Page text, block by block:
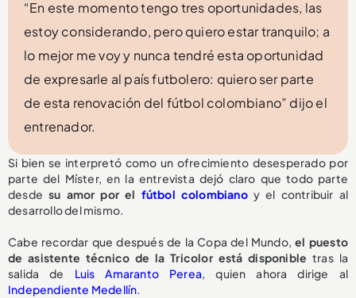
“En este momento tengo tres oportunidades, las
estoy considerando, pero quiero estar tranquilo; a
lo mejor me voy y nunca tendré esta oportunidad
de expresarle al país futbolero: quiero ser parte
de esta renovación del fútbol colombiano” dijo el
entrenador.
Si bien se interpretó como un ofrecimiento desesperado por
parte del Míster, en la entrevista dejó claro que todo parte
desdesu amor por el fútbol colombianoy el contribuir al
desarrollo del mismo.
Cabe recordar que después de la Copa del Mundo,el puesto
de asistente técnico de la Tricolorestá disponible tras la
salida de Luis Amaranto Perea, quien ahora dirige al
Independiente Medellín.